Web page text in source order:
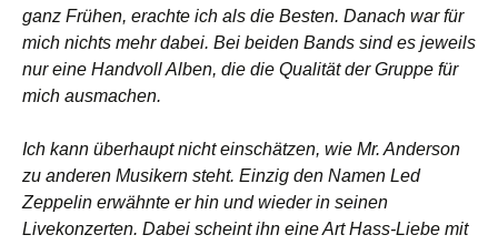
ganz Frühen, erachte ich als die Besten. Danach war für
mich nichts mehr dabei. Bei beiden Bands sind es jeweils
nur eine Handvoll Alben, die die Qualität der Gruppe für
mich ausmachen.
Ich kann überhaupt nicht einschätzen, wie Mr. Anderson
zu anderen Musikern steht. Einzig den Namen Led
Zeppelin erwähnte er hin und wieder in seinen
Livekonzerten. Dabei scheint ihn eine Art Hass-Liebe mit